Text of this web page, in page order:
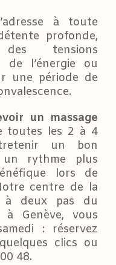
à toute
profonde,
tensions
de l’énergie ou
une période de
un massage
toutes les 2 à 4
un bon
un rythme plus
lors de
centre de la
à deux pas du
à Genève, vous
: réservez
clics ou
48.